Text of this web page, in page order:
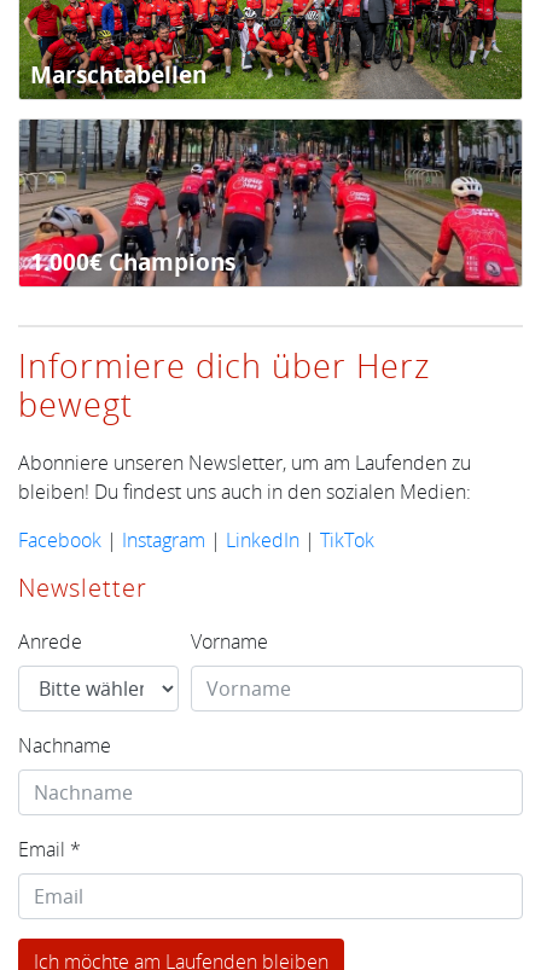
Marschtabellen
1.000€ Champions
Informiere dich über Herz
bewegt
Abonniere unseren Newsletter, um am Laufenden zu
bleiben! Du findest uns auch in den sozialen Medien:
Facebook | Instagram | LinkedIn | TikTok
Newsletter
Anrede Vorname
Nachname
Email *